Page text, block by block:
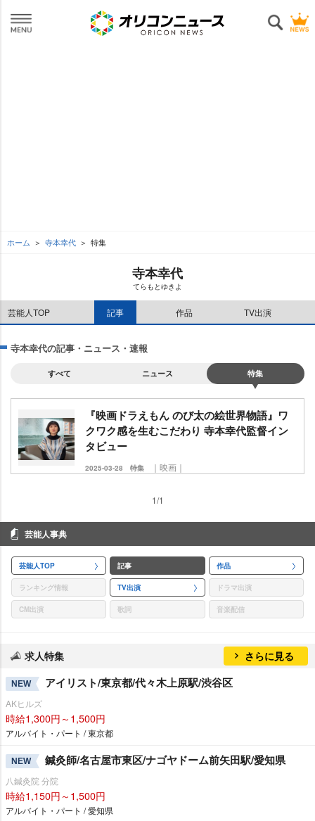
ホーム 寺本幸代 特集
寺本幸代
てらもとゆきよ
芸能人TOP 記事 作品 TV出演
寺本幸代の記事・ニュース・速報
すべて ニュース 特集
『映画ドラえもん のび太の絵世界物語』ワ
クワク感を生むこだわり 寺本幸代監督イン
タビュー
2025-03-28 特集 ｜映画｜
1/1
芸能人事典
芸能人TOP 記事 作品
ランキング情報 TV出演 ドラマ出演
CM出演 歌詞 音楽配信
求人特集 さらに見る
NEW アイリスト/東京都/代々木上原駅/渋谷区
AKヒルズ
時給1,300円～1,500円
アルバイト・パート / 東京都
NEW 鍼灸師/名古屋市東区/ナゴヤドーム前矢田駅/愛知県
八鍼灸院 分院
時給1,150円～1,500円
アルバイト・パート / 愛知県